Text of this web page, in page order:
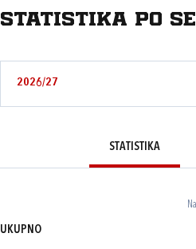
Statistika po
2026/27
STATISTIKA
UKUPNO